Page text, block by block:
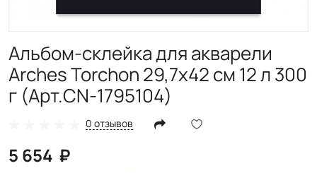
Альбом-склейка для акварели
Arches Torchon 29,7х42 см 12 л 300
г (Арт.CN-1795104)
0 отзывов
5 654